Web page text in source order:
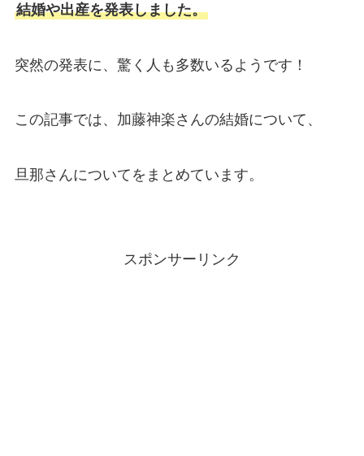
結婚や出産を発表しました。
突然の発表に、驚く人も多数いるようです！
この記事では、加藤神楽さんの結婚について、
旦那さんについてをまとめています。
スポンサーリンク